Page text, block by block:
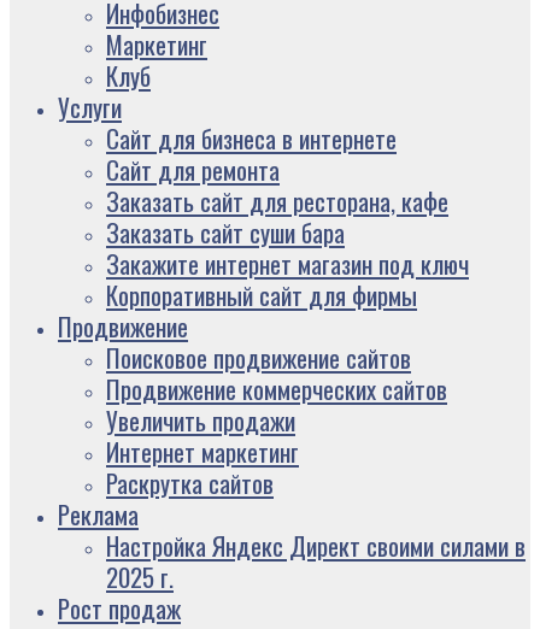
Инфобизнес
Маркетинг
Клуб
Услуги
Сайт для бизнеса в интернете
Сайт для ремонта
Заказать сайт для ресторана, кафе
Заказать сайт суши бара
Закажите интернет магазин под ключ
Корпоративный сайт для фирмы
Продвижение
Поисковое продвижение сайтов
Продвижение коммерческих сайтов
Увеличить продажи
Интернет маркетинг
Раскрутка сайтов
Реклама
Настройка Яндекс Директ своими силами в
2025 г.
Рост продаж